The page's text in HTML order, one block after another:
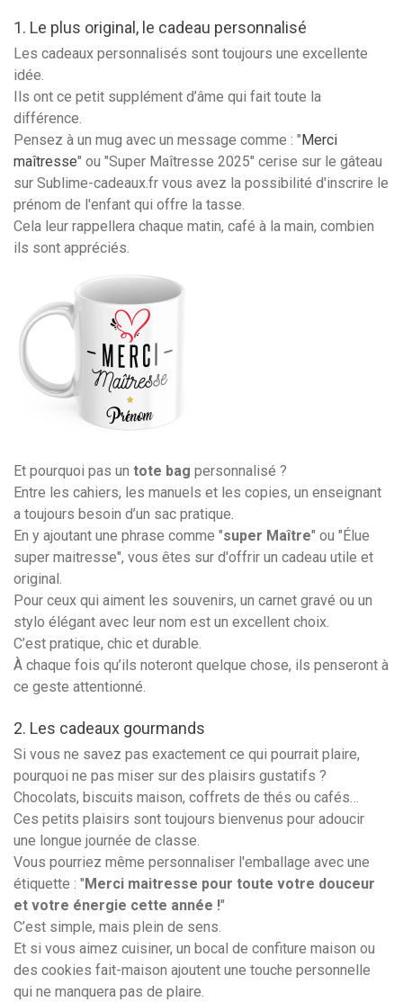
1. Le plus original, le cadeau personnalisé
Les cadeaux personnalisés sont toujours une excellente
idée.
Ils ont ce petit supplément d’âme qui fait toute la
différence.
Pensez à un mug avec un message comme : "Merci
maîtresse" ou "Super Maîtresse 2025" cerise sur le gâteau
sur Sublime-cadeaux.fr vous avez la possibilité d'inscrire le
prénom de l'enfant qui offre la tasse.
Cela leur rappellera chaque matin, café à la main, combien
ils sont appréciés.
Et pourquoi pas un tote bag personnalisé ?
Entre les cahiers, les manuels et les copies, un enseignant
a toujours besoin d’un sac pratique.
En y ajoutant une phrase comme "super Maître" ou "Élue
super maitresse", vous êtes sur d'offrir un cadeau utile et
original.
Pour ceux qui aiment les souvenirs, un carnet gravé ou un
stylo élégant avec leur nom est un excellent choix.
C’est pratique, chic et durable.
À chaque fois qu’ils noteront quelque chose, ils penseront à
ce geste attentionné.
2. Les cadeaux gourmands
Si vous ne savez pas exactement ce qui pourrait plaire,
pourquoi ne pas miser sur des plaisirs gustatifs ?
Chocolats, biscuits maison, coffrets de thés ou cafés…
Ces petits plaisirs sont toujours bienvenus pour adoucir
une longue journée de classe.
Vous pourriez même personnaliser l'emballage avec une
étiquette : "Merci maitresse pour toute votre douceur
et votre énergie cette année !"
C’est simple, mais plein de sens.
Et si vous aimez cuisiner, un bocal de confiture maison ou
des cookies fait-maison ajoutent une touche personnelle
qui ne manquera pas de plaire.